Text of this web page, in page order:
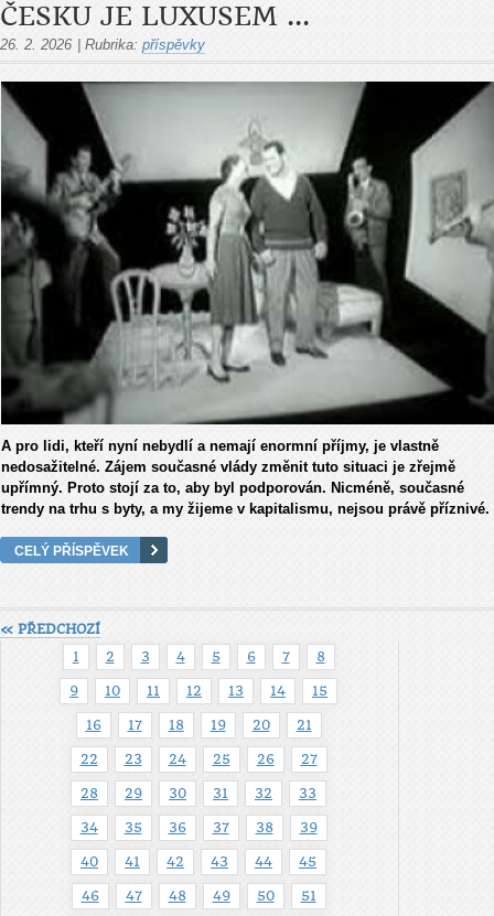
ČESKU JE LUXUSEM ...
26. 2. 2026 Rubrika: příspěvky
A pro lidi, kteří nyní nebydlí a nemají enormní příjmy, je vlastně
nedosažitelné. Zájem současné vlády změnit tuto situaci je zřejmě
upřímný. Proto stojí za to, aby byl podporován. Nicméně, současné
trendy na trhu s byty, a my žijeme v kapitalismu, nejsou právě příznivé.
CELÝ PŘÍSPĚVEK
« PŘEDCHOZÍ
1
2 3 4 5 6 7 8
9 10 11 12 13 14 15
16 17 18 19 20 21
22 23 24 25 26 27
28 29 30 31 32 33
34 35 36 37 38 39
40 41 42 43 44 45
46 47 48 49 50 51